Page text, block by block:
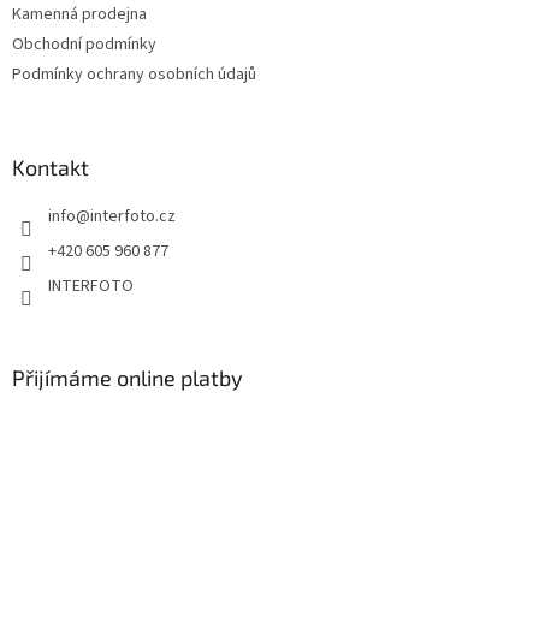
Kamenná prodejna
Obchodní podmínky
Podmínky ochrany osobních údajů
Kontakt
info@interfoto.cz
+420 605 960 877
INTERFOTO
Přijímáme online platby